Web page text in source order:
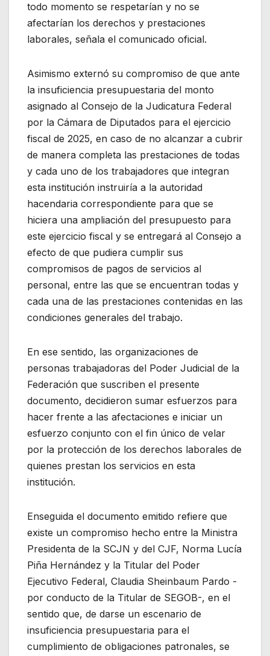
todo momento se respetarían y no se
afectarían los derechos y prestaciones
laborales, señala el comunicado oficial.
Asimismo externó su compromiso de que ante
la insuficiencia presupuestaria del monto
asignado al Consejo de la Judicatura Federal
por la Cámara de Diputados para el ejercicio
fiscal de 2025, en caso de no alcanzar a cubrir
de manera completa las prestaciones de todas
y cada uno de los trabajadores que integran
esta institución instruiría a la autoridad
hacendaria correspondiente para que se
hiciera una ampliación del presupuesto para
este ejercicio fiscal y se entregará al Consejo a
efecto de que pudiera cumplir sus
compromisos de pagos de servicios al
personal, entre las que se encuentran todas y
cada una de las prestaciones contenidas en las
condiciones generales del trabajo.
En ese sentido, las organizaciones de
personas trabajadoras del Poder Judicial de la
Federación que suscriben el presente
documento, decidieron sumar esfuerzos para
hacer frente a las afectaciones e iniciar un
esfuerzo conjunto con el fin único de velar
por la protección de los derechos laborales de
quienes prestan los servicios en esta
institución.
Enseguida el documento emitido refiere que
existe un compromiso hecho entre la Ministra
Presidenta de la SCJN y del CJF, Norma Lucía
Piña Hernández y la Titular del Poder
Ejecutivo Federal, Claudia Sheinbaum Pardo -
por conducto de la Titular de SEGOB-, en el
sentido que, de darse un escenario de
insuficiencia presupuestaria para el
cumplimiento de obligaciones patronales, se